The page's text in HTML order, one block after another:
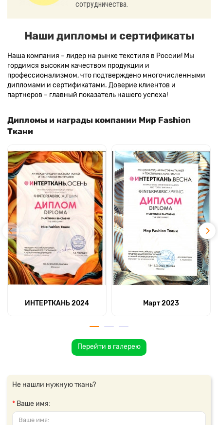
сотрудничества.
Наши дипломы и сертификаты
Наша компания – лидер на рынке текстиля в России! Мы
гордимся высоким качеством продукции и
профессионализмом, что подтверждено многочисленными
дипломами и сертификатами. Доверие клиентов и
партнеров – главный показатель нашего успеха!
Дипломы и награды компании Мир Fashion
Ткани
ИНТЕРТКАНЬ 2024 Март 2023
Перейти в галерею
Не нашли нужную ткань?
Ваше имя: